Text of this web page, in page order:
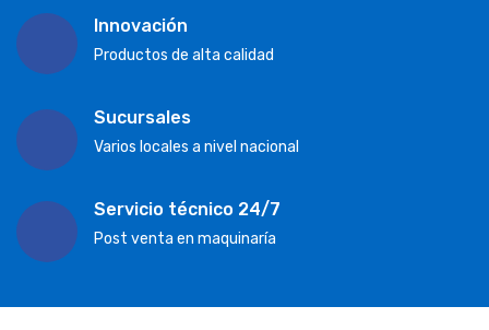
Innovación
Productos de alta calidad
Sucursales
Varios locales a nivel nacional
Servicio técnico 24/7
Post venta en maquinaría